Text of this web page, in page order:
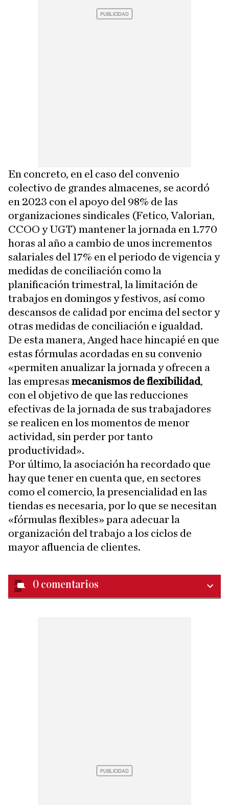
En concreto, en el caso del convenio
colectivo de grandes almacenes, se acordó
en 2023 con el apoyo del 98% de las
organizaciones sindicales (Fetico, Valorian,
CCOO y UGT) mantener la jornada en 1.770
horas al año a cambio de unos incrementos
salariales del 17% en el periodo de vigencia y
medidas de conciliación como la
planificación trimestral, la limitación de
trabajos en domingos y festivos, así como
descansos de calidad por encima del sector y
otras medidas de conciliación e igualdad.
De esta manera, Anged hace hincapié en que
estas fórmulas acordadas en su convenio
«permiten anualizar la jornada y ofrecen a
las empresas mecanismos de flexibilidad,
con el objetivo de que las reducciones
efectivas de la jornada de sus trabajadores
se realicen en los momentos de menor
actividad, sin perder por tanto
productividad».
Por último, la asociación ha recordado que
hay que tener en cuenta que, en sectores
como el comercio, la presencialidad en las
tiendas es necesaria, por lo que se necesitan
«fórmulas flexibles» para adecuar la
organización del trabajo a los ciclos de
mayor afluencia de clientes.
0 comentarios